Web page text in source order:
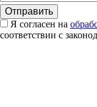
Я согласен на
соответствии с